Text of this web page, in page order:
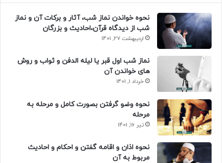
نحوه خواندن نماز شب، آثار و برکات آن و نماز
شب از دیدگاه قرآن،احادیث و بزرگان
اردیبهشت 27, 1401
نماز شب اول قبر یا لیله الدفن و ثواب و روش
های خواندن آن
خرداد 1, 1401
نحوه وضو گرفتن بصورت کامل و مرحله به
مرحله
تیر 16, 1401
نحوه اذان و اقامه گفتن و احکام و احادیث
مربوط به آن